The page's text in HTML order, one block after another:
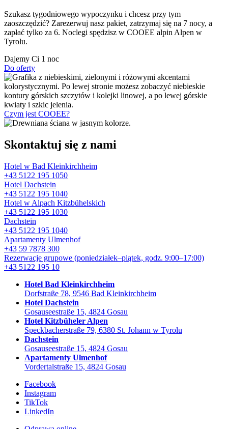
Szukasz tygodniowego wypoczynku i chcesz przy tym
zaoszczędzić? Zarezerwuj nasz pakiet, zatrzymaj się na 7 nocy, a
zapłać tylko za 6. Noclegi spędzisz w COOEE alpin Alpen w
Tyrolu.
Dajemy Ci 1 noc
Do oferty
Czym jest COOEE?
Skontaktuj się z nami
Hotel w Bad Kleinkirchheim
+43 5122 195 1050
Hotel Dachstein
+43 5122 195 1040
Hotel w Alpach Kitzbühelskich
+43 5122 195 1030
Dachstein
+43 5122 195 1040
Apartamenty Ulmenhof
+43 59 7878 300
Rezerwacje grupowe (poniedziałek–piątek, godz. 9:00–17:00)
+43 5122 195 10
Hotel Bad Kleinkirchheim
Dorfstraße 78, 9546 Bad Kleinkirchheim
Hotel Dachstein
Gosauseestraße 15, 4824 Gosau
Hotel Kitzbüheler Alpen
Speckbacherstraße 79, 6380 St. Johann w Tyrolu
Dachstein
Gosauseestraße 15, 4824 Gosau
Apartamenty Ulmenhof
Vordertalstraße 15, 4824 Gosau
Facebook
Instagram
TikTok
LinkedIn